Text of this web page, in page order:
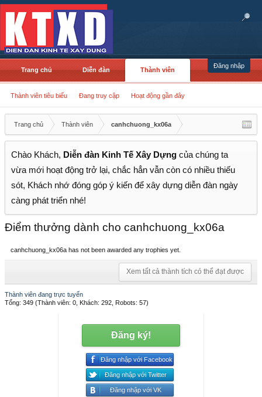
Đăng nhập
Trang chủ Diễn đàn Thành viên
Thành viên tiêu biểu Đang truy cập Hoạt động gần đây
Trang chủ Thành viên canhchuong_kx06a
Chào Khách, Diễn đàn Kinh Tế Xây Dựng của chúng ta
vừa mới hoạt động trở lại, chắc hẳn vẫn còn có nhiều thiếu
sót, Khách nhớ đóng góp ý kiến để xây dựng diễn đàn ngày
càng phát triển nhé!
Điểm thưởng dành cho canhchuong_kx06a
canhchuong_kx06a has not been awarded any trophies yet.
Xem tất cả thành tích có thể đạt được
Thành viên đang trực tuyến
Tổng: 349 (Thành viên: 0, Khách: 292, Robots: 57)
Đăng ký!
Đăng nhập với Facebook
Đăng nhập với Twitter
Đăng nhập với VK